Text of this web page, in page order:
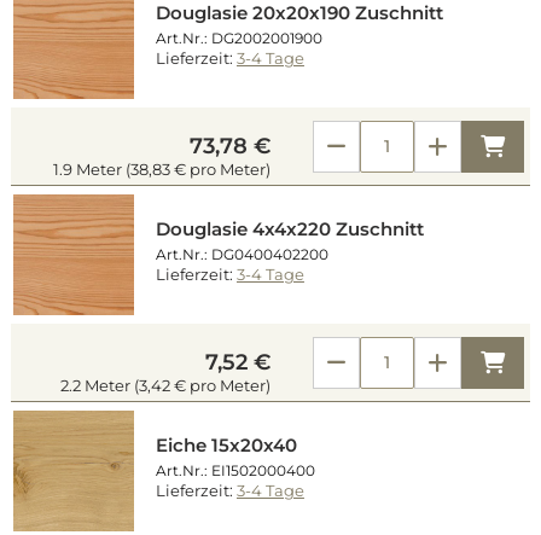
Douglasie 20x20x190 Zuschnitt
Art.Nr.: DG2002001900
Lieferzeit: 3-4 Tage
73,78 €
1.9 Meter (38,83 € pro Meter)
Douglasie 4x4x220 Zuschnitt
Art.Nr.: DG0400402200
Lieferzeit: 3-4 Tage
7,52 €
2.2 Meter (3,42 € pro Meter)
Eiche 15x20x40
Art.Nr.: EI1502000400
Lieferzeit: 3-4 Tage